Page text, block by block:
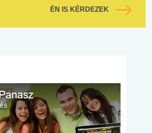
ÉN IS KÉRDEZEK